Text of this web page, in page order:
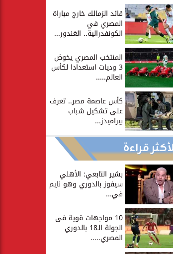
قائد الزمالك خارج مباراة
المصري في
الكونفدرالية.. الغندور...
المنتخب المصري يخوض
3 وديات استعدادا لكأس
العالم.....
كأس عاصمة مصر.. تعرف
على تشكيل شباب
بيراميدز...
قراءة
بشير التابعي: الأهلي
سيفوز بالدوري وهو نايم
في...
10 مواجهات قوية فى
الجولة الـ18 بالدوري
المصري.....